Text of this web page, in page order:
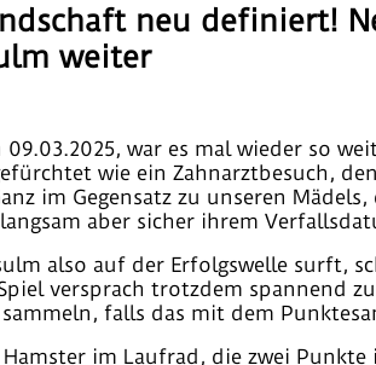
neu definiert!
weiter
09.03.2025, war es mal wieder so
wie ein Zahnarztbesuch,
im Gegensatz zu unseren
aber sicher ihrem
also auf der Erfolgswelle surft,
versprach trotzdem spannend
falls das mit dem
im Laufrad, die zwei